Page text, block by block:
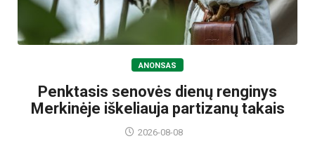
ANONSAS
Penktasis senovės dienų renginys
Merkinėje iškeliauja partizanų takais
2026-08-08